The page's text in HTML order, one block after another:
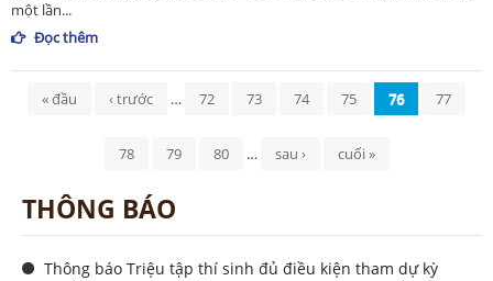
một lần...
Đọc thêm
Trang
« đầu ‹ trước … 72 73 74 75 76 77
78 79 80 … sau › cuối »
THÔNG BÁO
Thông báo Triệu tập thí sinh đủ điều kiện tham dự kỳ